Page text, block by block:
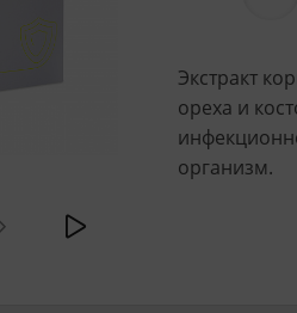
Экстракт
ореха и
организм.